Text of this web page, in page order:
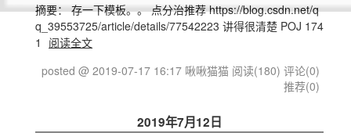
摘要： 存一下模板。。 点分治推荐 https://blog.csdn.net/q
q_39553725/article/details/77542223 讲得很清楚 POJ 174
1
阅读全文
posted @ 2019-07-17 16:17 啾啾猫猫 阅读(180) 评论(0)
推荐(0)
2019年7月12日